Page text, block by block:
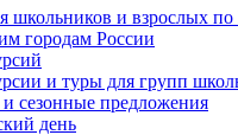
школьников и взрослых
городам России
и туры для групп
сезонные предложения
день